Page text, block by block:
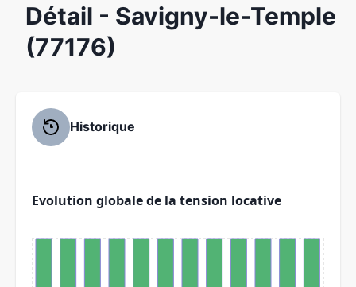
Détail - Savigny-le-Temple
(77176)
Historique
Evolution globale de la tension locative